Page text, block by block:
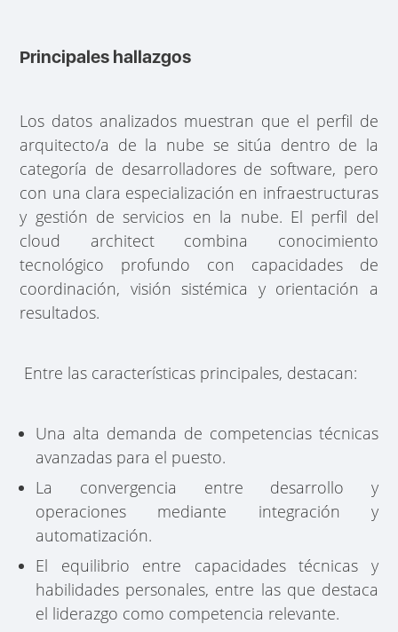
Principales hallazgos
Los datos analizados muestran que el perfil de
arquitecto/a de la nube se sitúa dentro de la
categoría de desarrolladores de software, pero
con una clara especialización en infraestructuras
y gestión de servicios en la nube. El perfil del
cloud architect combina conocimiento
tecnológico profundo con capacidades de
coordinación, visión sistémica y orientación a
resultados.
Entre las características principales, destacan:
Una alta demanda de competencias técnicas
avanzadas para el puesto.
La convergencia entre desarrollo y
operaciones mediante integración y
automatización.
El equilibrio entre capacidades técnicas y
habilidades personales, entre las que destaca
el liderazgo como competencia relevante.